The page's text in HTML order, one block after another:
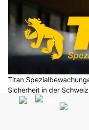
Titan
Sicherheit in der Schweiz